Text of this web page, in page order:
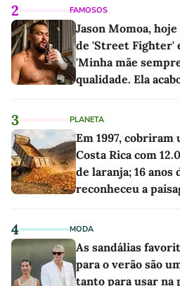
2 FAMOSOS
Jason Momoa, hoje
de 'Street Fighter'
'Minha mãe
qualidade. Ela
3 PLANETA
Em 1997,
Costa Rica com
de laranja; 16 anos
reconheceu a
4 MODA
As sandálias
para o verão são
tanto para usar na